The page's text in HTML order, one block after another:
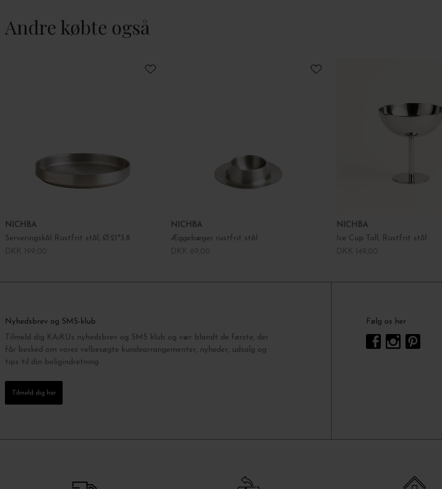
Andre købte også
NICHBA
Serveringskål Rustfrit stål, Ø:21*3.8
NICHBA
Æggebæger rustfrit stål
NICHBA
Ice Cup Tall, Rustfrit stål
Nyhedsbrev og SMS-klub
Tilmeld dig KAiKUs nyhedsbrev og SMS klub og vær blandt de første, der
får besked om vores velbesøgte kundearrangementer, nyheder, udsalg og
tips til din boligindretning.
Tilmeld dig her
Følg os her